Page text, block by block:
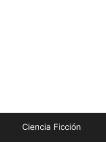
Ciencia Ficción